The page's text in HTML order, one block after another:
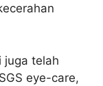
juga telah
eye-care,